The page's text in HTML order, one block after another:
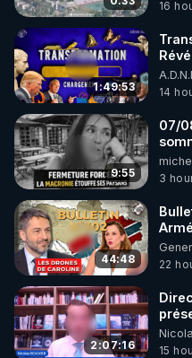
code : REGENERE10
▶ 30 jours gratuit sur
de bien-être ENVOL :
Rendez-vous sur
le code : REGENERE
16
1:49:53
07/
14
9:55
07/
une
taire
3
44:48
22
2:07:16
15